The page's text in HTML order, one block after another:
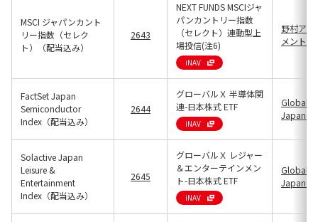
MSCI ジャパンカント
リー指数（セレク
ト）（配当込み）
2643
NEXT FUNDS MSCIジャ
パンカントリー指数
（セレクト）連動型上
場投信(注6)
iNAV
野村ア
メント
FactSet Japan
Semiconductor
Index（配当込み）
2644
グローバルＸ 半導体関
連-日本株式 ETF
iNAV
Global X
Solactive Japan
Leisure &
Entertainment
Index（配当込み）
2645
グローバルＸ レジャー
＆エンターテインメン
ト-日本株式 ETF
iNAV
Global X